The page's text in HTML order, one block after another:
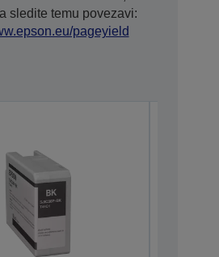
sledite temu povezavi:
pageyield